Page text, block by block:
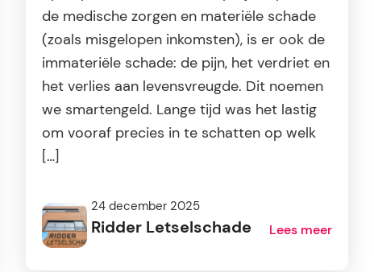
de medische zorgen en materiële schade
(zoals misgelopen inkomsten), is er ook de
immateriële schade: de pijn, het verdriet en
het verlies aan levensvreugde. Dit noemen
we smartengeld. Lange tijd was het lastig
om vooraf precies in te schatten op welk
[…]
24 december 2025
Ridder Letselschade Lees meer